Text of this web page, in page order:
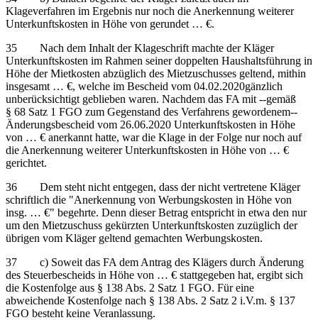
Klageverfahren im Ergebnis nur noch die Anerkennung weiterer
Unterkunftskosten in Höhe von gerundet … €.
35 Nach dem Inhalt der Klageschrift machte der Kläger
Unterkunftskosten im Rahmen seiner doppelten Haushaltsführung in
Höhe der Mietkosten abzüglich des Mietzuschusses geltend, mithin
insgesamt … €, welche im Bescheid vom 04.02.2020gänzlich
unberücksichtigt geblieben waren. Nachdem das FA mit ‑‑gemäß
§ 68 Satz 1 FGO zum Gegenstand des Verfahrens gewordenem‑‑
Änderungsbescheid vom 26.06.2020 Unterkunftskosten in Höhe
von … € anerkannt hatte, war die Klage in der Folge nur noch auf
die Anerkennung weiterer Unterkunftskosten in Höhe von … €
gerichtet.
36 Dem steht nicht entgegen, dass der nicht vertretene Kläger
schriftlich die "Anerkennung von Werbungskosten in Höhe von
insg. … €" begehrte. Denn dieser Betrag entspricht in etwa den nur
um den Mietzuschuss gekürzten Unterkunftskosten zuzüglich der
übrigen vom Kläger geltend gemachten Werbungskosten.
37 c) Soweit das FA dem Antrag des Klägers durch Änderung
des Steuerbescheids in Höhe von … € stattgegeben hat, ergibt sich
die Kostenfolge aus § 138 Abs. 2 Satz 1 FGO. Für eine
abweichende Kostenfolge nach § 138 Abs. 2 Satz 2 i.V.m. § 137
FGO besteht keine Veranlassung.